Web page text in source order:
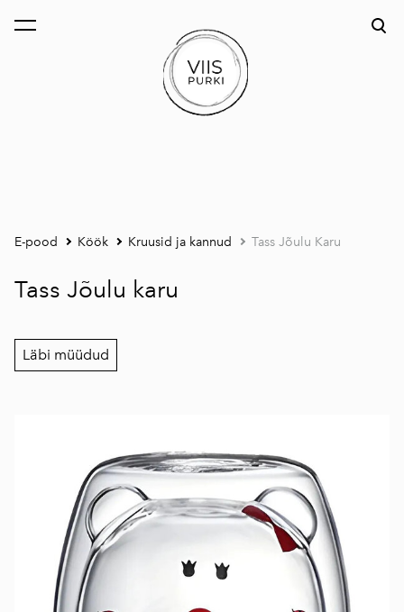
lisati ostukorvi. Vaata ostukorvi
E-pood Köök Kruusid ja kannud Tass Jõulu Karu
Tass Jõulu karu
Läbi müüdud